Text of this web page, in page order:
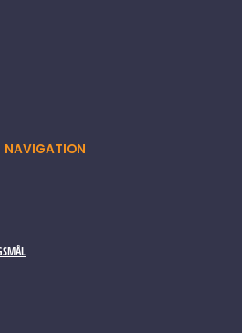
NAVIGATION